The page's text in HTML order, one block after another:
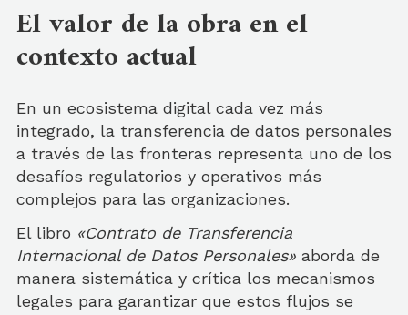
El valor de la obra en el
contexto actual
En un ecosistema digital cada vez más
integrado, la transferencia de datos personales
a través de las fronteras representa uno de los
desafíos regulatorios y operativos más
complejos para las organizaciones.
El libro «Contrato de Transferencia
Internacional de Datos Personales» aborda de
manera sistemática y crítica los mecanismos
legales para garantizar que estos flujos se